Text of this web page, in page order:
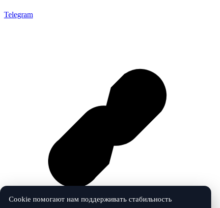
Telegram
Cookie помогают нам поддерживать стабильность